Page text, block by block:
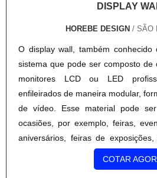
DISPLAY
HOREBE DESIGN / SÃO
O display wall, também
sistema que pode ser composto de
monitores LCD ou LED
enfileirados de maneira modular,
de vídeo. Esse material pode
ocasiões, por exemplo, feiras,
aniversários, feiras de
equipamento é um equipamento
COTAR